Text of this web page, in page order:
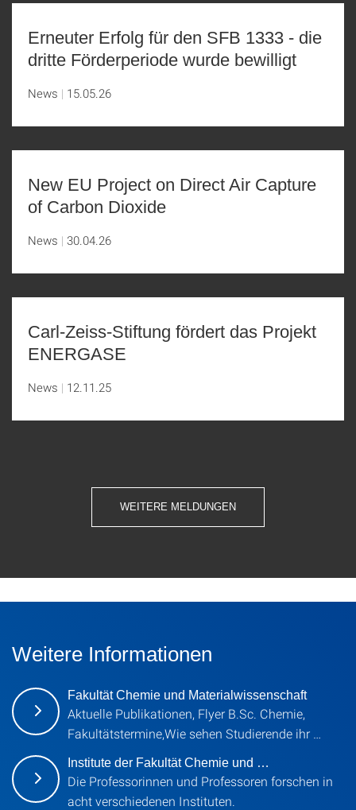
Erneuter Erfolg für den SFB 1333 - die
dritte Förderperiode wurde bewilligt
News 15.05.26
New EU Project on Direct Air Capture
of Carbon Dioxide
News 30.04.26
Carl-Zeiss-Stiftung fördert das Projekt
ENERGASE
News 12.11.25
WEITERE MELDUNGEN
Weitere Informationen
Fakultät Chemie und Materialwissenschaft
Aktuelle Publikationen, Flyer B.Sc. Chemie,
Fakultätstermine,Wie sehen Studierende ihr …
Institute der Fakultät Chemie und …
Die Professorinnen und Professoren forschen in
acht verschiedenen Instituten.